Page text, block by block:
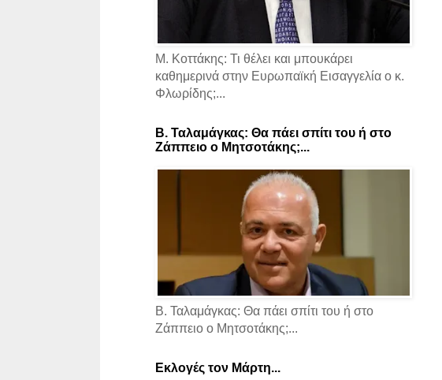
Μ. Κοττάκης: Τι θέλει και μπουκάρει
καθημερινά στην Ευρωπαϊκή Εισαγγελία ο κ.
Φλωρίδης;...
Β. Ταλαμάγκας: Θα πάει σπίτι του ή στο
Ζάππειο ο Μητσοτάκης;...
Β. Ταλαμάγκας: Θα πάει σπίτι του ή στο
Ζάππειο ο Μητσοτάκης;...
Εκλογές τον Μάρτη...